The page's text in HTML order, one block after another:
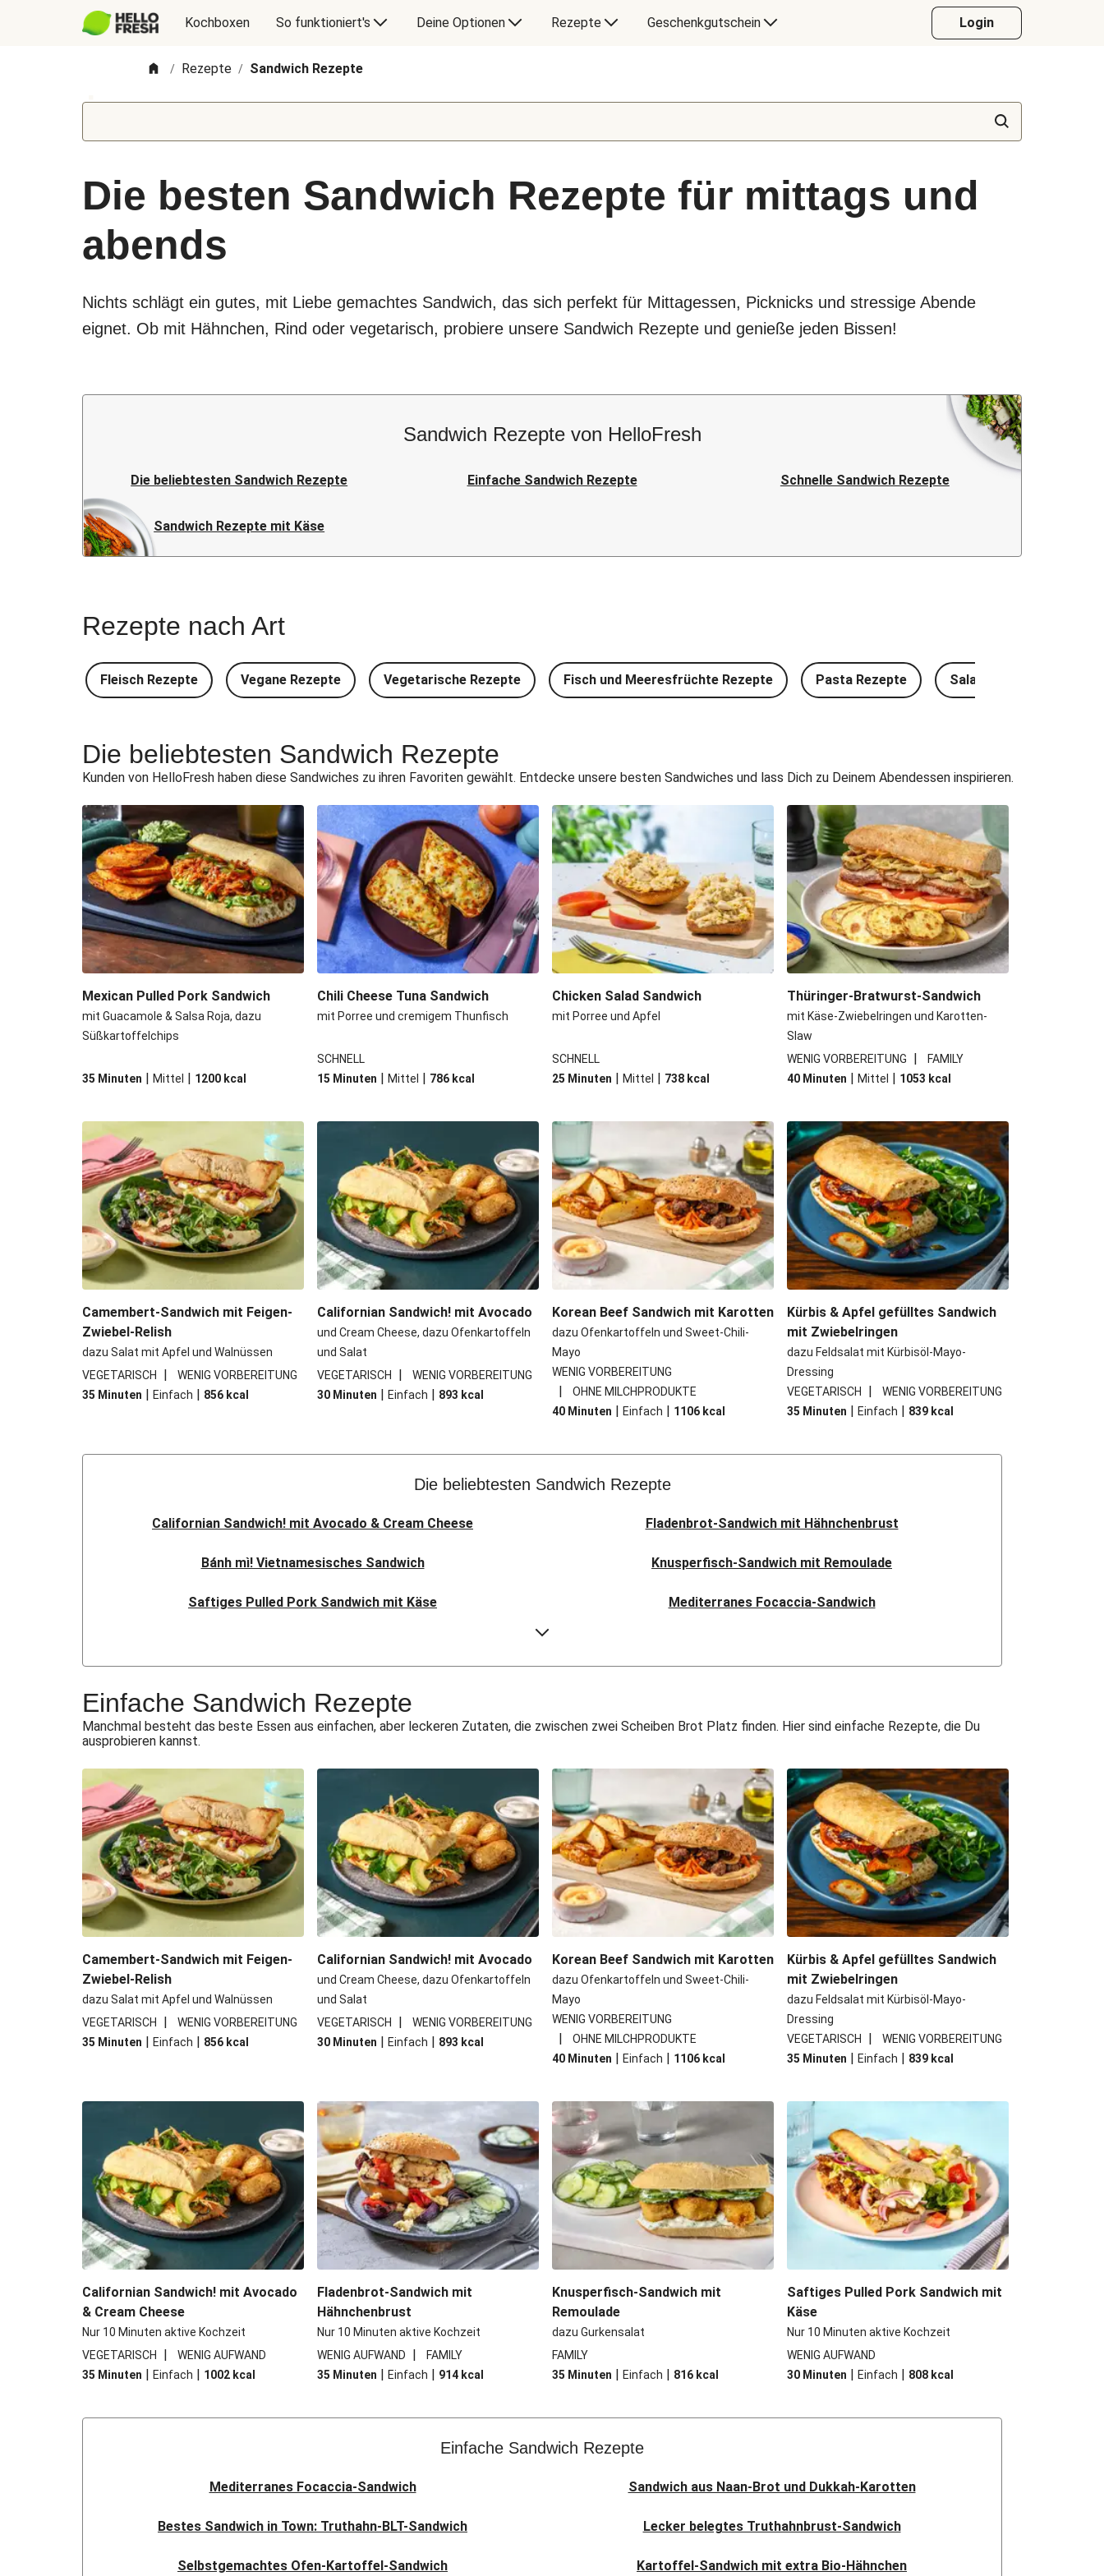
Kochboxen So funktioniert's Deine Optionen Rezepte Geschenkgutschein Login
/ Rezepte / Sandwich Rezepte
Die besten Sandwich Rezepte für mittags und
abends
Nichts schlägt ein gutes, mit Liebe gemachtes Sandwich, das sich perfekt für Mittagessen, Picknicks und stressige Abende
eignet. Ob mit Hähnchen, Rind oder vegetarisch, probiere unsere Sandwich Rezepte und genieße jeden Bissen!
Sandwich Rezepte von HelloFresh
Die beliebtesten Sandwich Rezepte Einfache Sandwich Rezepte Schnelle Sandwich Rezepte
Sandwich Rezepte mit Käse
Rezepte nach Art
Fleisch Rezepte Vegane Rezepte Vegetarische Rezepte Fisch und Meeresfrüchte Rezepte Pasta Rezepte Salat Rezepte
Die beliebtesten Sandwich Rezepte
Kunden von HelloFresh haben diese Sandwiches zu ihren Favoriten gewählt. Entdecke unsere besten Sandwiches und lass Dich zu Deinem Abendessen inspirieren.
Mexican Pulled Pork Sandwich
mit Guacamole & Salsa Roja, dazu
Süßkartoffelchips
35 Minuten | Mittel | 1200 kcal
Chili Cheese Tuna Sandwich
mit Porree und cremigem Thunfisch
SCHNELL
15 Minuten | Mittel | 786 kcal
Chicken Salad Sandwich
mit Porree und Apfel
SCHNELL
25 Minuten | Mittel | 738 kcal
Thüringer-Bratwurst-Sandwich
mit Käse-Zwiebelringen und Karotten-
Slaw
WENIG VORBEREITUNG
|
FAMILY
40 Minuten | Mittel | 1053 kcal
Camembert-Sandwich mit Feigen-
Zwiebel-Relish
dazu Salat mit Apfel und Walnüssen
VEGETARISCH
|
WENIG VORBEREITUNG
35 Minuten | Einfach | 856 kcal
Californian Sandwich! mit Avocado
und Cream Cheese, dazu Ofenkartoffeln
und Salat
VEGETARISCH
|
WENIG VORBEREITUNG
30 Minuten | Einfach | 893 kcal
Korean Beef Sandwich mit Karotten
dazu Ofenkartoffeln und Sweet-Chili-
Mayo
WENIG VORBEREITUNG
|
OHNE MILCHPRODUKTE
40 Minuten | Einfach | 1106 kcal
Kürbis & Apfel gefülltes Sandwich
mit Zwiebelringen
dazu Feldsalat mit Kürbisöl-Mayo-
Dressing
VEGETARISCH
|
WENIG VORBEREITUNG
35 Minuten | Einfach | 839 kcal
Die beliebtesten Sandwich Rezepte
Californian Sandwich! mit Avocado & Cream Cheese Fladenbrot-Sandwich mit Hähnchenbrust
Bánh mì! Vietnamesisches Sandwich Knusperfisch-Sandwich mit Remoulade
Saftiges Pulled Pork Sandwich mit Käse Mediterranes Focaccia-Sandwich
Feines Steak-Sandwich Knusper „Grilled Cheese“ Sandwich
Sabich-Sandwich mit Bio-Hähnchen Sabich-Sandwich mit Bio-Feta
Vegan Sabich: Harissa-Auberginen-Sandwich Pulled Pork Sandwich
Doppelt Thüringer Bratwurst Sandwich Philly doppelt Rind-Cheesesteak Sandwich
Camembert-Sandwich mit Feigen-Zwiebel-Relish Pulled Pork Sandwich
Einfache Sandwich Rezepte
Manchmal besteht das beste Essen aus einfachen, aber leckeren Zutaten, die zwischen zwei Scheiben Brot Platz finden. Hier sind einfache Rezepte, die Du
ausprobieren kannst.
Camembert-Sandwich mit Feigen-
Zwiebel-Relish
dazu Salat mit Apfel und Walnüssen
VEGETARISCH
|
WENIG VORBEREITUNG
35 Minuten | Einfach | 856 kcal
Californian Sandwich! mit Avocado
und Cream Cheese, dazu Ofenkartoffeln
und Salat
VEGETARISCH
|
WENIG VORBEREITUNG
30 Minuten | Einfach | 893 kcal
Korean Beef Sandwich mit Karotten
dazu Ofenkartoffeln und Sweet-Chili-
Mayo
WENIG VORBEREITUNG
|
OHNE MILCHPRODUKTE
40 Minuten | Einfach | 1106 kcal
Kürbis & Apfel gefülltes Sandwich
mit Zwiebelringen
dazu Feldsalat mit Kürbisöl-Mayo-
Dressing
VEGETARISCH
|
WENIG VORBEREITUNG
35 Minuten | Einfach | 839 kcal
Californian Sandwich! mit Avocado
& Cream Cheese
Nur 10 Minuten aktive Kochzeit
VEGETARISCH
|
WENIG AUFWAND
35 Minuten | Einfach | 1002 kcal
Fladenbrot-Sandwich mit
Hähnchenbrust
Nur 10 Minuten aktive Kochzeit
WENIG AUFWAND
|
FAMILY
35 Minuten | Einfach | 914 kcal
Knusperfisch-Sandwich mit
Remoulade
dazu Gurkensalat
FAMILY
35 Minuten | Einfach | 816 kcal
Saftiges Pulled Pork Sandwich mit
Käse
Nur 10 Minuten aktive Kochzeit
WENIG AUFWAND
30 Minuten | Einfach | 808 kcal
Einfache Sandwich Rezepte
Mediterranes Focaccia-Sandwich Sandwich aus Naan-Brot und Dukkah-Karotten
Bestes Sandwich in Town: Truthahn-BLT-Sandwich Lecker belegtes Truthahnbrust-Sandwich
Selbstgemachtes Ofen-Kartoffel-Sandwich Kartoffel-Sandwich mit extra Bio-Hähnchen